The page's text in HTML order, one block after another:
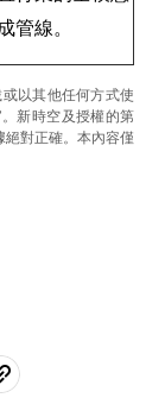
管線。
以其他任何方式使
。新時空及授權的第
對正確。本內容僅